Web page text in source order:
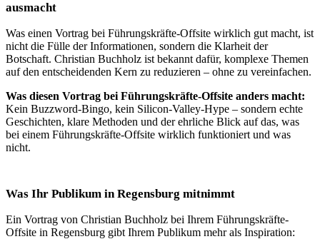
ausmacht
Was einen Vortrag bei Führungskräfte-Offsite wirklich gut macht, ist
nicht die Fülle der Informationen, sondern die Klarheit der
Botschaft. Christian Buchholz ist bekannt dafür, komplexe Themen
auf den entscheidenden Kern zu reduzieren – ohne zu vereinfachen.
Was diesen Vortrag bei Führungskräfte-Offsite anders macht:
Kein Buzzword-Bingo, kein Silicon-Valley-Hype – sondern echte
Geschichten, klare Methoden und der ehrliche Blick auf das, was
bei einem Führungskräfte-Offsite wirklich funktioniert und was
nicht.
Was Ihr Publikum in Regensburg mitnimmt
Ein Vortrag von Christian Buchholz bei Ihrem Führungskräfte-
Offsite in Regensburg gibt Ihrem Publikum mehr als Inspiration: